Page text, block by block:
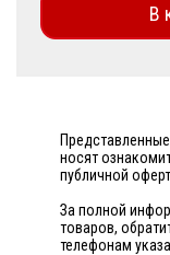
носят
публичной
За полной
товаров,
телефонам
В